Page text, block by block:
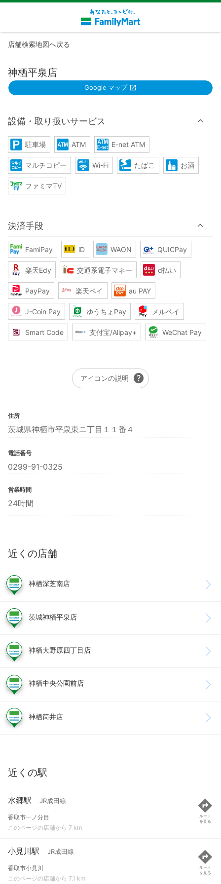
店舗検索地図へ戻る
神栖平泉店
Google マップ
設備・取り扱いサービス
駐車場 ATM E-net ATM
マルチコピー Wi-Fi たばこ お酒
ファミマTV
決済手段
FamiPay iD WAON QUICPay
楽天Edy 交通系電子マネー d払い
PayPay 楽天ペイ au PAY
J-Coin Pay ゆうちょPay メルペイ
Smart Code 支付宝/Alipay+ WeChat Pay
アイコンの説明 help
住所
茨城県神栖市平泉東ニ丁目１１番４
電話番号
0299-91-0325
営業時間
24時間
近くの店舗
神栖深芝南店
茨城神栖平泉店
神栖大野原四丁目店
神栖中央公園前店
神栖筒井店
近くの駅
水郷駅 JR成田線
香取市一ノ分目
このページの店舗から 7 km
ルート
を見る
小見川駅 JR成田線
香取市小見川
このページの店舗から 7.1 km
ルート
を見る